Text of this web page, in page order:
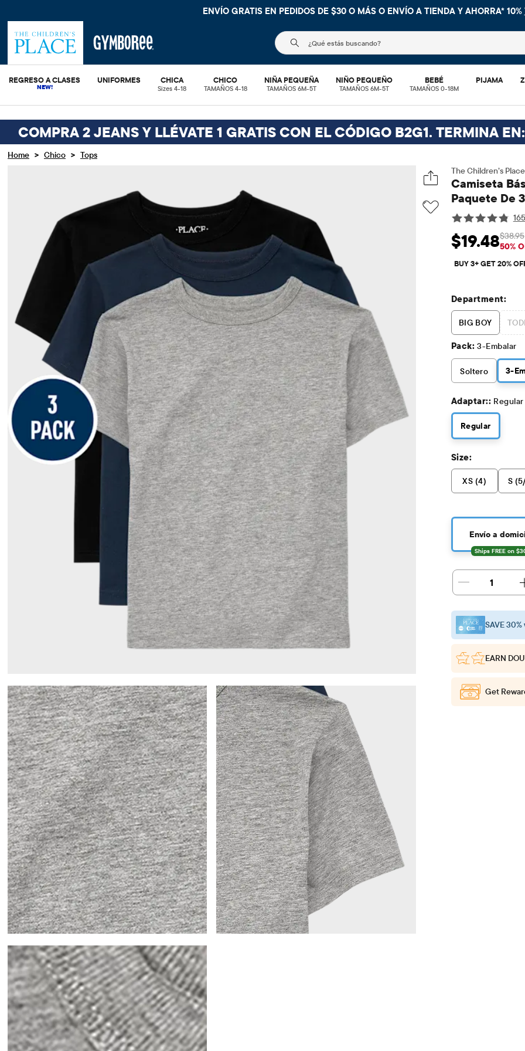
ENVÍO GRATIS EN PEDIDOS DE $30 O MÁS O ENVÍO A TIENDA Y AHORRA* 10%
REGRESO A CLASES UNIFORMES CHICA
Sizes 4-18
CHICO
TAMAÑOS 4-18
NIÑA PEQUEÑA
TAMAÑOS 6M-5T
NIÑO PEQUEÑO
TAMAÑOS 6M-5T
BEBÉ
TAMAÑOS 0-18M
PIJAMA
COMPRA 2 JEANS Y LLÉVATE 1 GRATIS CON EL CÓDIGO B2G1. TERMINA
Home > Chico > Tops
The Children’s
Camiseta
Paquete De
165
Precio de venta:
$19.48$38.95
50%
BUY 3+ GET 20%
Department:
BIG BOY
Pack: 3-Embalar
Soltero 3-
Adaptar:: Regular
Regular
Size:
XS (4) S
Envío a
1
SAVE
EARN
Get